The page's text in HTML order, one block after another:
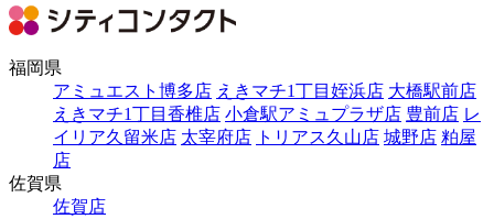
福岡県
アミュエスト博多店 えきマチ1丁目姪浜店 大橋駅前店
えきマチ1丁目香椎店 小倉駅アミュプラザ店 豊前店 レ
イリア久留米店 太宰府店 トリアス久山店 城野店 粕屋
店
佐賀県
佐賀店